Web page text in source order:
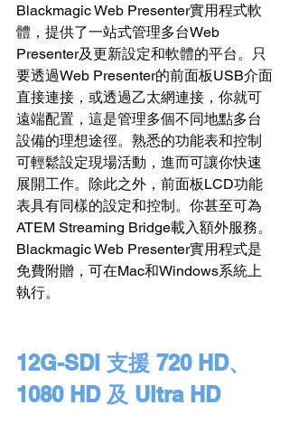
Blackmagic Web Presenter實用程式軟
體，提供了一站式管理多台Web
Presenter及更新設定和軟體的平台。只
要透過Web Presenter的前面板USB介面
直接連接，或透過乙太網連接，你就可
遠端配置，這是管理多個不同地點多台
設備的理想途徑。熟悉的功能表和控制
可輕鬆設定現場活動，進而可讓你快速
展開工作。除此之外，前面板LCD功能
表具有同樣的設定和控制。你甚至可為
ATEM Streaming Bridge載入額外服務。
Blackmagic Web Presenter實用程式是
免費附贈，可在Mac和Windows系統上
執行。
12G-SDI 支援 720 HD、
1080 HD 及 Ultra HD